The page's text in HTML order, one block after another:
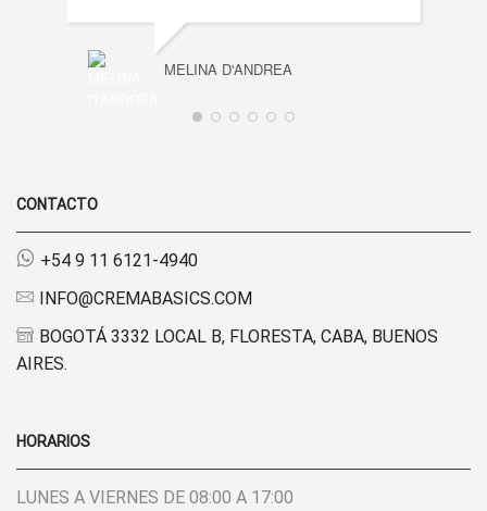
MELINA D'ANDREA
CONTACTO
+54 9 11 6121-4940
INFO@CREMABASICS.COM
BOGOTÁ 3332 LOCAL B, FLORESTA, CABA, BUENOS
AIRES.
HORARIOS
LUNES A VIERNES DE 08:00 A 17:00